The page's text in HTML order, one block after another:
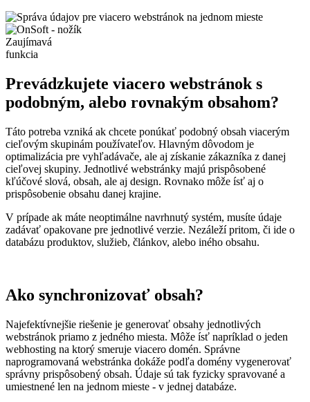
Zaujímavá
funkcia
Prevádzkujete viacero webstránok s
podobným, alebo rovnakým obsahom?
Táto potreba vzniká ak chcete ponúkať podobný obsah viacerým
cieľovým skupinám používateľov. Hlavným dôvodom je
optimalizácia pre vyhľadávače, ale aj získanie zákazníka z danej
cieľovej skupiny. Jednotlivé webstránky majú prispôsobené
kľúčové slová, obsah, ale aj design. Rovnako môže ísť aj o
prispôsobenie obsahu danej krajine.
V prípade ak máte neoptimálne navrhnutý systém, musíte údaje
zadávať opakovane pre jednotlivé verzie. Nezáleží pritom, či ide o
databázu produktov, služieb, článkov, alebo iného obsahu.
Ako synchronizovať obsah?
Najefektívnejšie riešenie je generovať obsahy jednotlivých
webstránok priamo z jedného miesta. Môže ísť napríklad o jeden
webhosting na ktorý smeruje viacero domén. Správne
naprogramovaná webstránka dokáže podľa domény vygenerovať
správny prispôsobený obsah. Údaje sú tak fyzicky spravované a
umiestnené len na jednom mieste - v jednej databáze.